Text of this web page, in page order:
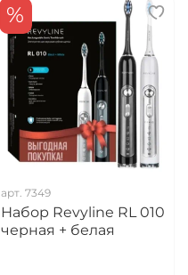
%
арт. 7349
Набор Revyline RL 010
черная + белая